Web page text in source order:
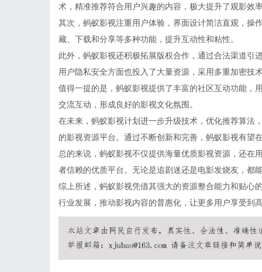
术，精准推荐符合用户兴趣的内容，极大提升了观影效
其次，蚂蚁影视注重用户体验，界面设计简洁直观，操
藏、下载和分享等多种功能，提升互动性和粘性。
此外，蚂蚁影视还积极拓展版权合作，通过合法渠道引
用户隐私安全方面也投入了大量资源，采用多重加密技
值得一提的是，蚂蚁影视提供了丰富的社区互动功能，
交流互动，形成良好的影视文化氛围。
在未来，蚂蚁影视计划进一步升级技术，优化推荐算法
的影视资源平台。通过不断创新和完善，蚂蚁影视有望
总的来说，蚂蚁影视不仅提供海量优质影视资源，还在
者信赖的优质平台。无论是追剧迷还是电影发烧友，都
综上所述，蚂蚁影视凭借其强大的资源整合能力和贴心
行业发展，推动影视内容的普惠化，让更多用户享受到